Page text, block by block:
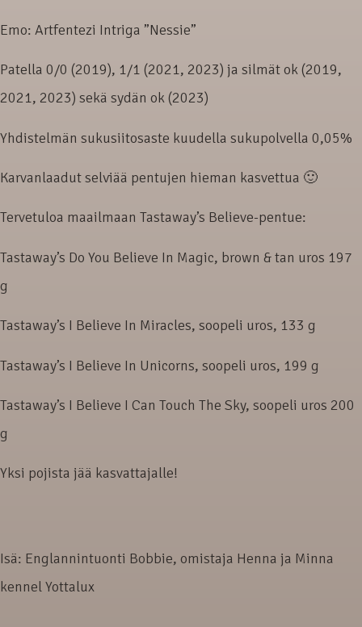
Emo: Artfentezi Intriga ”Nessie”
Patella 0/0 (2019), 1/1 (2021, 2023) ja silmät ok (2019,
2021, 2023) sekä sydän ok (2023)
Yhdistelmän sukusiitosaste kuudella sukupolvella 0,05%
Karvanlaadut selviää pentujen hieman kasvettua 🙂
Tervetuloa maailmaan Tastaway’s Believe-pentue:
Tastaway’s Do You Believe In Magic, brown & tan uros 197
g
Tastaway’s I Believe In Miracles, soopeli uros, 133 g
Tastaway’s I Believe In Unicorns, soopeli uros, 199 g
Tastaway’s I Believe I Can Touch The Sky, soopeli uros 200
g
Yksi pojista jää kasvattajalle!
Isä: Englannintuonti Bobbie, omistaja Henna ja Minna
kennel Yottalux